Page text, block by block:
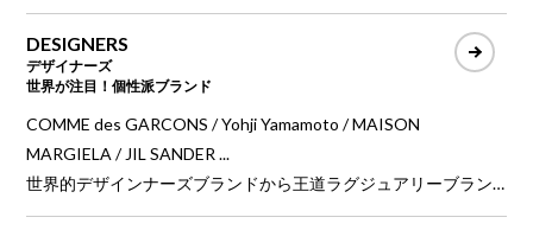
く、環境負荷の少ない素材やリサイクル素材でサステナビリテ
ィも実現する現代的ファッション。
DESIGNERS
デザイナーズ
世界が注目！個性派ブランド
COMME des GARCONS / Yohji Yamamoto / MAISON
MARGIELA / JIL SANDER ...
世界的デザインナーズブランドから王道ラグジュアリーブラン
ドのプレタポルテをはじめ、最高級の品質、最先端のファッシ